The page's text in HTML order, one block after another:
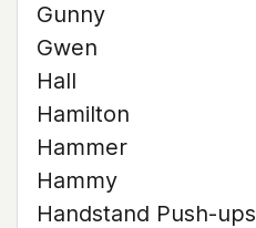
Gunny
Gwen
Hall
Hamilton
Hammer
Hammy
Handstand Push-ups